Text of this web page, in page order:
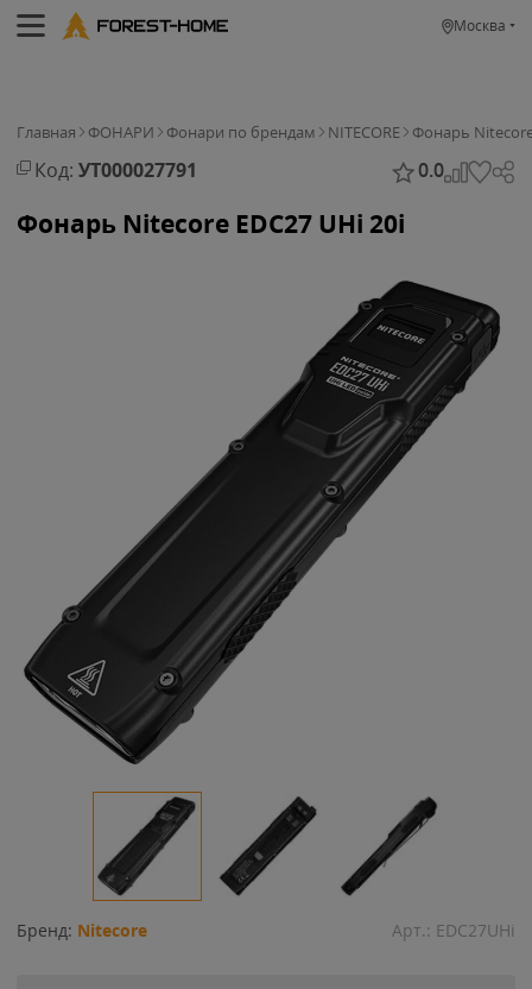
Москва
Главная ФОНАРИ Фонари по брендам NITECORE Фонарь Nitecore
Код: УТ000027791 0.0
Фонарь Nitecore EDC27 UHi 20i
Бренд: Nitecore Арт.: EDC27UHi